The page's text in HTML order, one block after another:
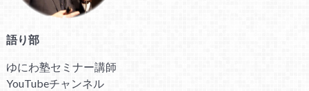
語り部
ゆにわ塾セミナー講師
YouTubeチャンネル